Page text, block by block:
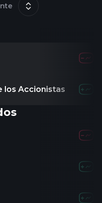
los Accionistas